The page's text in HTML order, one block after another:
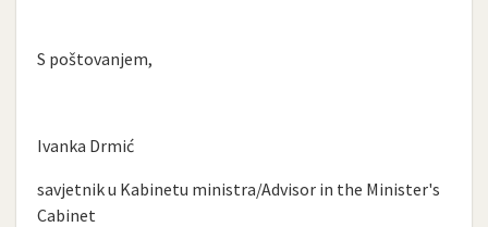
S poštovanjem,
Ivanka Drmić
savjetnik u Kabinetu ministra/Advisor in the Minister's
Cabinet